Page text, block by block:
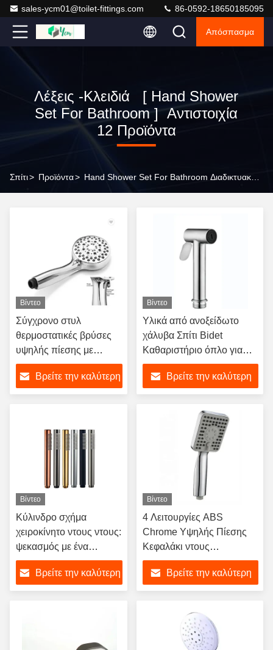
sales-ycm01@toilet-fittings.com 86-0592-18650185095
Απόσπασμα
Λέξεις -κλειδιά [ Hand Shower
Set For Bathroom ] Αντιστοιχία
12 Προϊόντα
Σπίτι> Προϊόντα>
Βίντεο
Σύγχρονο στυλ
θερμοστατικές βρύσες
υψηλής πίεσης με
φίλτρο και κεφαλή ντους
χειρόςΒρείτε την καλύτερη
Βίντεο
Υλικά από ανοξείδωτο
χάλυβα Σπίτι Bidet
Καθαριστήριο όπλο για
πλαστικό αφρό σπρέι
χειρός ντους
Βρείτε την καλύτερη
Βίντεο
Κύλινδρο σχήμα
χειροκίνητο ντους ντους:
ψεκασμός με ένα
σωλήνα ντους
Βρείτε την καλύτερη
Βίντεο
4 Λειτουργίες ABS
Chrome Υψηλής Πίεσης
Κεφαλάκι ντους
χειροκίνητος με
ηλεκτρονική τεχνική
υποστήριξη
Βρείτε την καλύτερη